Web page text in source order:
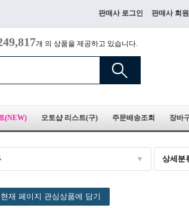
판매사 로그인 판매사 회
개 의 상품을 제공하고 있습니다.
(NEW) 오토샵 리스트(구) 주문배송조회 장바
상세분
현재 페이지 관심상품에 담기